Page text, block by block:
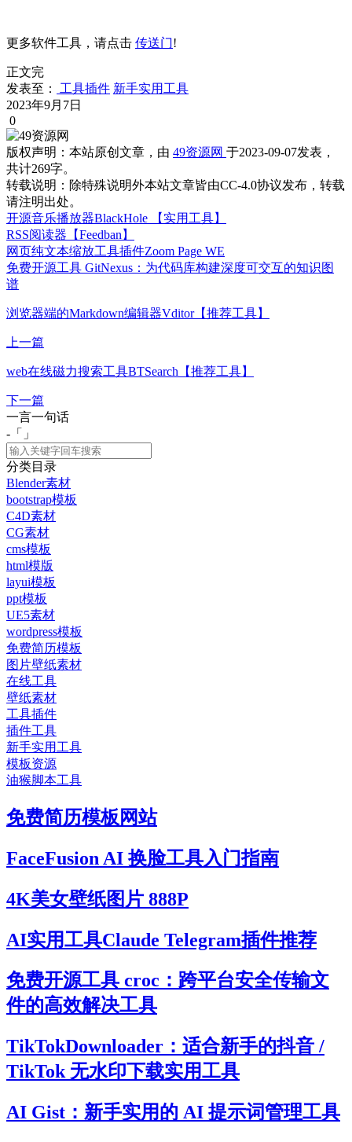
更多软件工具，请点击 传送门!
正文完
发表至：
工具插件 新手实用工具
2023年9月7日
0
版权声明： 本站原创文章，由 49资源网 于2023-09-07发表，
共计269字。
转载说明： 除特殊说明外本站文章皆由CC-4.0协议发布，转载
请注明出处。
开源音乐播放器BlackHole 【实用工具】
RSS阅读器【Feedban】
网页纯文本缩放工具插件Zoom Page WE
免费开源工具 GitNexus：为代码库构建深度可交互的知识图
谱
浏览器端的Markdown编辑器Vditor【推荐工具】
上一篇
web在线磁力搜索工具BTSearch【推荐工具】
下一篇
一言一句话
-「
」
分类目录
Blender素材
bootstrap模板
C4D素材
CG素材
cms模板
html模版
layui模板
ppt模板
UE5素材
wordpress模板
免费简历模板
图片壁纸素材
在线工具
壁纸素材
工具插件
插件工具
新手实用工具
模板资源
油猴脚本工具
免费简历模板网站
FaceFusion AI 换脸工具入门指南
4K美女壁纸图片 888P
AI实用工具Claude Telegram插件推荐
免费开源工具 croc：跨平台安全传输文
件的高效解决工具
TikTokDownloader：适合新手的抖音 /
TikTok 无水印下载实用工具
AI Gist：新手实用的 AI 提示词管理工具